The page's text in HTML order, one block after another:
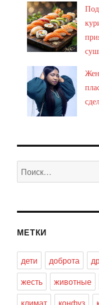
Искать:
МЕТКИ
дети доброта
жесть
животные
климат
конфуз